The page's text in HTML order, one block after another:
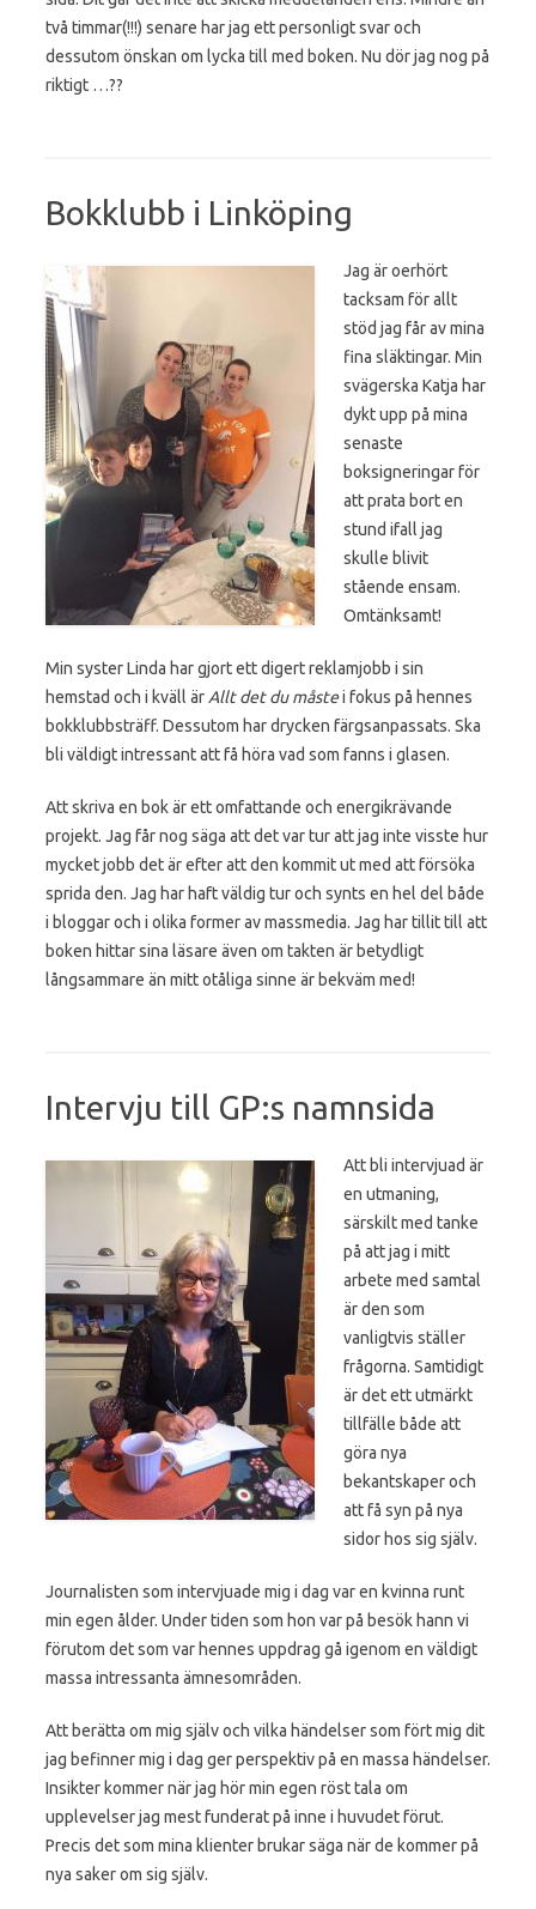
två timmar(!!!) senare har jag ett personligt svar och
dessutom önskan om lycka till med boken. Nu dör jag nog på
riktigt …??
Bokklubb i Linköping
Jag är oerhört
tacksam för allt
stöd jag får av mina
fina släktingar. Min
svägerska Katja har
dykt upp på mina
senaste
boksigneringar för
att prata bort en
stund ifall jag
skulle blivit
stående ensam.
Omtänksamt!
Min syster Linda har gjort ett digert reklamjobb i sin
hemstad och i kväll är Allt det du måstei fokus på hennes
bokklubbsträff. Dessutom har drycken färgsanpassats. Ska
bli väldigt intressant att få höra vad som fanns i glasen.
Att skriva en bok är ett omfattande och energikrävande
projekt. Jag får nog säga att det var tur att jag inte visste hur
mycket jobb det är efter att den kommit ut med att försöka
sprida den. Jag har haft väldig tur och synts en hel del både
i bloggar och i olika former av massmedia. Jag har tillit till att
boken hittar sina läsare även om takten är betydligt
långsammare än mitt otåliga sinne är bekväm med!
Intervju till GP:s namnsida
Att bli intervjuad är
en utmaning,
särskilt med tanke
på att jag i mitt
arbete med samtal
är den som
vanligtvis ställer
frågorna. Samtidigt
är det ett utmärkt
tillfälle både att
göra nya
bekantskaper och
att få syn på nya
sidor hos sig själv.
Journalisten som intervjuade mig i dag var en kvinna runt
min egen ålder. Under tiden som hon var på besök hann vi
förutom det som var hennes uppdrag gå igenom en väldigt
massa intressanta ämnesområden.
Att berätta om mig själv och vilka händelser som fört mig dit
jag befinner mig i dag ger perspektiv på en massa händelser.
Insikter kommer när jag hör min egen röst tala om
upplevelser jag mest funderat på inne i huvudet förut.
Precis det som mina klienter brukar säga när de kommer på
nya saker om sig själv.